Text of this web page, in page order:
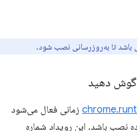
باشد تا به‌روزرسانی نصب شود.
گوش دهید
زمانی فعال می‌شود
نصب باشد. این رویداد شماره